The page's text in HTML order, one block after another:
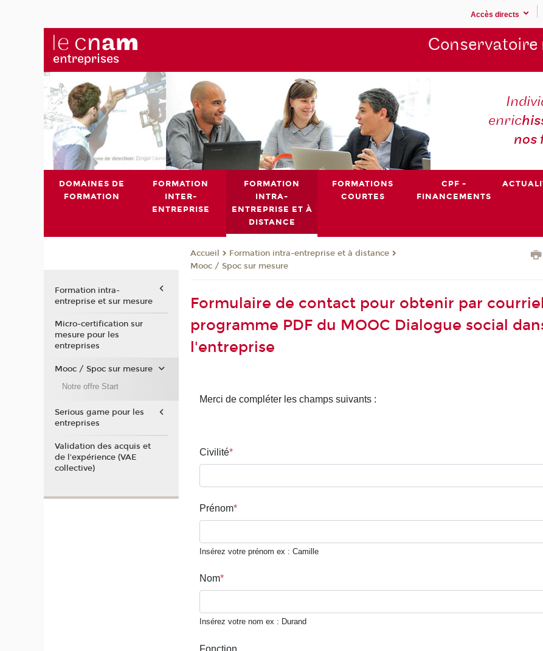
Accès directs
Conservatoire
enric
nos
DOMAINES DE
FORMATION
FORMATION
INTER-
ENTREPRISE
FORMATION
INTRA-
ENTREPRISE ET À
DISTANCE
FORMATIONS
COURTES
CPF -
FINANCEMENTS
Accueil
Formation intra-entreprise et à distance
Mooc / Spoc sur mesure
Formulaire de contact pour obtenir par
programme PDF du MOOC Dialogue social
l'entreprise
Formation intra-
entreprise et sur mesure
Micro-certification sur
mesure pour les
entreprises
Mooc / Spoc sur mesure
Notre offre Start
Serious game pour les
entreprises
Validation des acquis et
de l'expérience (VAE
collective)